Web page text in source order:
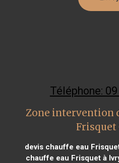
Téléphone:
Zone intervention
Frisquet
devis chauffe eau
chauffe eau Frisquet à